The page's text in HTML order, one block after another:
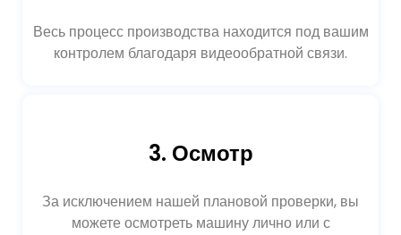
Весь процесс производства находится под вашим
контролем благодаря видеообратной связи.
3. Осмотр
За исключением нашей плановой проверки, вы
можете осмотреть машину лично или с